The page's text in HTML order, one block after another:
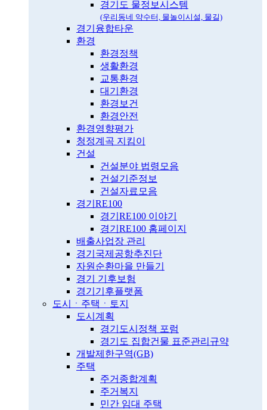
경기도 물정보시스템
(우리동네 약수터, 물놀이시설, 물길)
경기융합타운
환경
환경정책
생활환경
교통환경
대기환경
환경보건
환경안전
환경영향평가
청정계곡 지킴이
건설
건설분야 법령모음
건설기준정보
건설자료모음
경기RE100
경기RE100 이야기
경기RE100 홈페이지
배출사업장 관리
경기국제공항추진단
자원순환마을 만들기
경기 기후보험
경기기후플랫폼
도시ㆍ주택ㆍ토지
도시계획
경기도시정책 포럼
경기도 집합건물 표준관리규약
개발제한구역(GB)
주택
주거종합계획
주거복지
민간 임대 주택